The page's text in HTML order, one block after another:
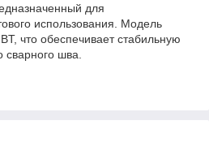
для
использования. Модель
что обеспечивает стабильную
сварного шва.